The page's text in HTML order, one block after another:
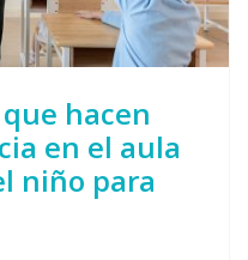
hacen
en el aula
niño para